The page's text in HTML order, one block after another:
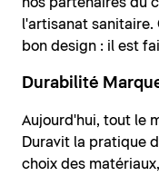
l'artisanat sanitaire.
bon design : il est
Durabilité
Aujourd'hui, tout le
Duravit la pratique
choix des